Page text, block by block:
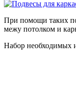
При помощи таких
межу потолком и
Набор необходимых